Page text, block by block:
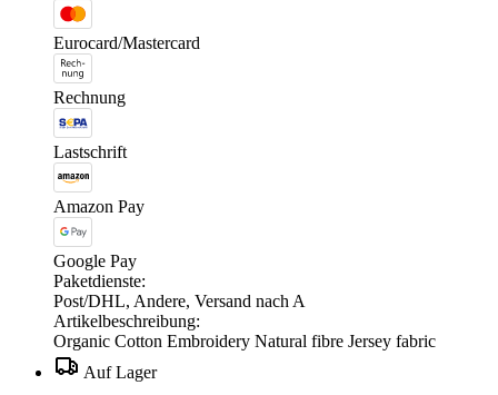
Eurocard/Mastercard
Rechnung
Lastschrift
Amazon Pay
Google Pay
Paketdienste:
Post/DHL, Andere, Versand nach A
Artikelbeschreibung:
Organic Cotton Embroidery Natural fibre Jersey fabric
Auf Lager